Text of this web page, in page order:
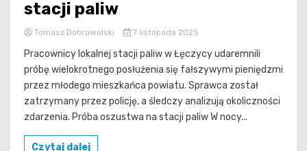
stacji paliw
Tomasz Dobrowolski 7 listopada 2025
Pracownicy lokalnej stacji paliw w Łęczycy udaremnili
próbę wielokrotnego posłużenia się fałszywymi pieniędzmi
przez młodego mieszkańca powiatu. Sprawca został
zatrzymany przez policję, a śledczy analizują okoliczności
zdarzenia. Próba oszustwa na stacji paliw W nocy...
Czytaj dalej